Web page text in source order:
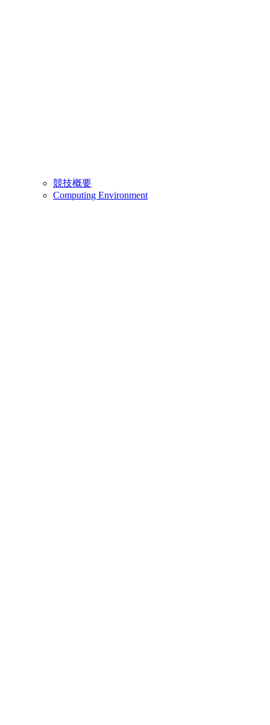
競技概要
Computing Environment